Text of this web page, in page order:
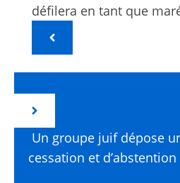
défilera en tant que
Un groupe juif dépose
cessation et